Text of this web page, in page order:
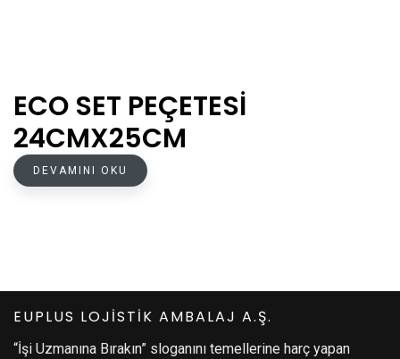
ECO SET PEÇETESI
24CMX25CM
DEVAMINI OKU
EUPLUS LOJİSTİK AMBALAJ A.Ş.
“İşi Uzmanına Bırakın” sloganını temellerine harç yapan